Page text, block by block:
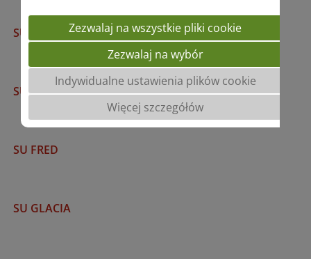
SU ATUM
SU DREAMER
SU FRED
SU GLACIA
Zezwalaj na wszystkie pliki cookie
Zezwalaj na wybór
Indywidualne ustawienia plików cookie
Więcej szczegółów